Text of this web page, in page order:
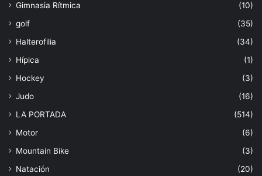
Gimnasia Rítmica
(10)
golf
(35)
Halterofilia
(34)
Hípica
(1)
Hockey
(3)
Judo
(16)
LA PORTADA
(514)
Motor
(6)
Mountain Bike
(3)
Natación
(20)